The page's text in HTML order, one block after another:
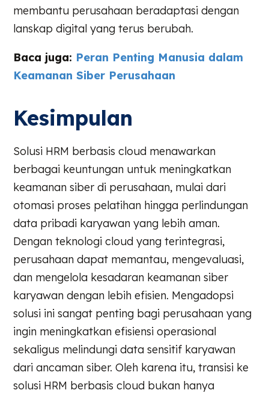
membantu perusahaan beradaptasi dengan
lanskap digital yang terus berubah.
Baca juga: Peran Penting Manusia dalam
Keamanan Siber Perusahaan
Kesimpulan
Solusi HRM berbasis cloud menawarkan
berbagai keuntungan untuk meningkatkan
keamanan siber di perusahaan, mulai dari
otomasi proses pelatihan hingga perlindungan
data pribadi karyawan yang lebih aman.
Dengan teknologi cloud yang terintegrasi,
perusahaan dapat memantau, mengevaluasi,
dan mengelola kesadaran keamanan siber
karyawan dengan lebih efisien. Mengadopsi
solusi ini sangat penting bagi perusahaan yang
ingin meningkatkan efisiensi operasional
sekaligus melindungi data sensitif karyawan
dari ancaman siber. Oleh karena itu, transisi ke
solusi HRM berbasis cloud bukan hanya